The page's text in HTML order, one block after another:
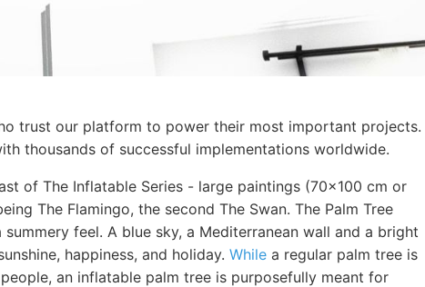
trust our platform to power their most important projects.
thousands of successful implementations worldwide.
of The Inflatable Series - large paintings (70x100 cm or
The Flamingo, the second The Swan. The Palm Tree
feel. A blue sky, a Mediterranean wall and a bright
happiness, and holiday. While a regular palm tree is
an inflatable palm tree is purposefully meant for